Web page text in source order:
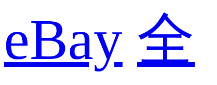
eBay 全